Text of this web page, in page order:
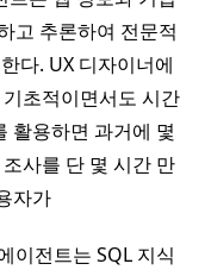
고 추론하여 전문적
다. UX 디자이너에
초적이면서도 시간
활용하면 과거에 몇
사를 단 몇 시간 만
자가
이전트는 SQL 지식